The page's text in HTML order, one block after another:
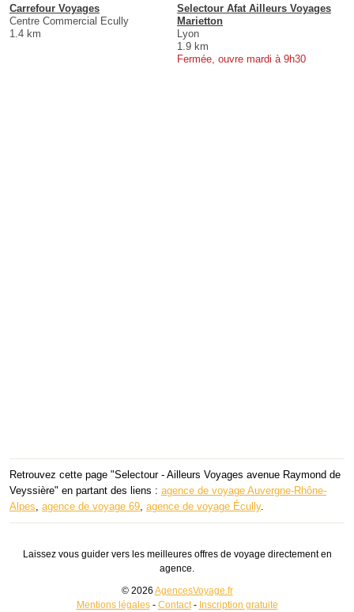
Carrefour Voyages
Centre Commercial Ecully
1.4 km
Selectour Afat Ailleurs Voyages
Marietton
Lyon
1.9 km
Fermée, ouvre mardi à 9h30
Retrouvez cette page "Selectour - Ailleurs Voyages avenue Raymond de
Veyssière" en partant des liens : agence de voyage Auvergne-Rhône-
Alpes, agence de voyage 69, agence de voyage Écully.
Laissez vous guider vers les meilleures offres de voyage directement en
agence.
© 2026 AgencesVoyage.fr
Mentions légales- Contact- Inscription gratuite